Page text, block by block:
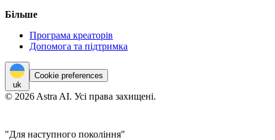
Більше
Програма креаторів
Допомога та підтримка
uk
Cookie preferences
© 2026 Astra AI. Усі права захищені.
"Для наступного покоління"